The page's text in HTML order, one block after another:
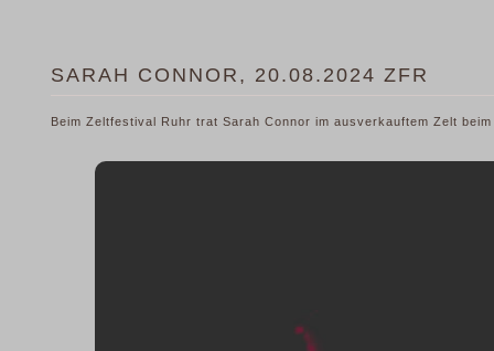
SARAH CONNOR, 20.08.2024 ZFR
Beim Zeltfestival Ruhr trat Sarah Connor im ausverkauftem Zelt